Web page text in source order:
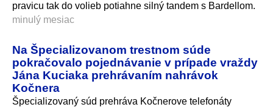
pravicu tak do volieb potiahne silný tandem s Bardellom.
minulý mesiac
Na Špecializovanom trestnom súde
pokračovalo pojednávanie v prípade vraždy
Jána Kuciaka prehrávaním nahrávok
Kočnera
Špecializovaný súd prehráva Kočnerove telefonáty